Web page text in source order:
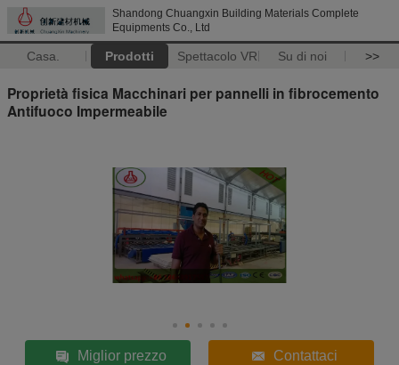
Shandong Chuangxin Building Materials Complete
Equipments Co., Ltd
Casa. Prodotti Spettacolo VR Su di noi >>
Proprietà fisica Macchinari per pannelli in fibrocemento
Antifuoco Impermeabile
Miglior prezzo Contattaci